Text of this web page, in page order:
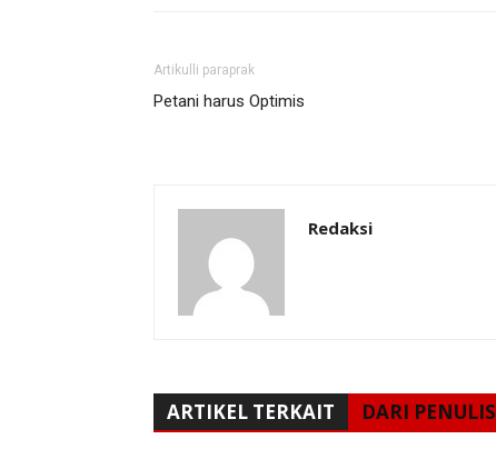
Artikulli paraprak
Petani harus Optimis
Redaksi
ARTIKEL TERKAIT DARI PENULIS